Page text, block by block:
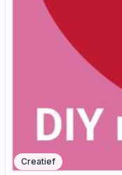
Creatief